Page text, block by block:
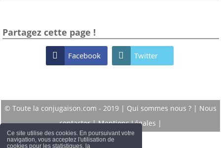
Ce site utilise des cookies. En poursuivant votre
navigation, vous acceptez l'utilisation de
cookies pour les statistiques, la
Partagez cette page !
 Facebook  Twitter
© Toute la conjugaison.com - 2019 | Qui sommes nous ? | Nous
contacter|Mentions Légales |